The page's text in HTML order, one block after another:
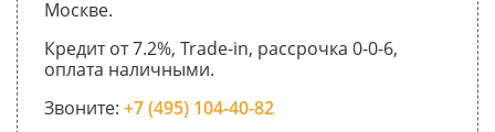
Москве.
Кредит от 7.2%, Trade-in, рассрочка 0-0-6,
оплата наличными.
Звоните: +7 (495) 104-40-82